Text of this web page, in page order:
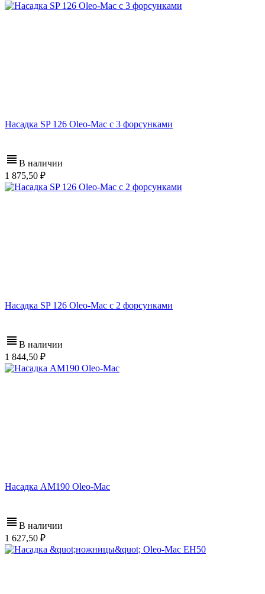
Насадка SP 126 Oleo-Mac с 3 форсунками
В наличии
1 875,50
Насадка SP 126 Oleo-Mac с 2 форсунками
В наличии
1 844,50
Насадка AM190 Oleo-Mac
В наличии
1 627,50